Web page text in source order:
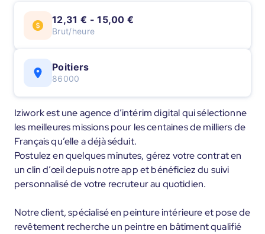
12,31 € - 15,00 €
Brut/heure
Poitiers
86000
Iziwork est une agence d’intérim digital qui sélectionne
les meilleures missions pour les centaines de milliers de
Français qu’elle a déjà séduit.
Postulez en quelques minutes, gérez votre contrat en
un clin d’œil depuis notre app et bénéficiez du suivi
personnalisé de votre recruteur au quotidien.
Notre client, spécialisé en peinture intérieure et pose de
revêtement recherche un peintre en bâtiment qualifié